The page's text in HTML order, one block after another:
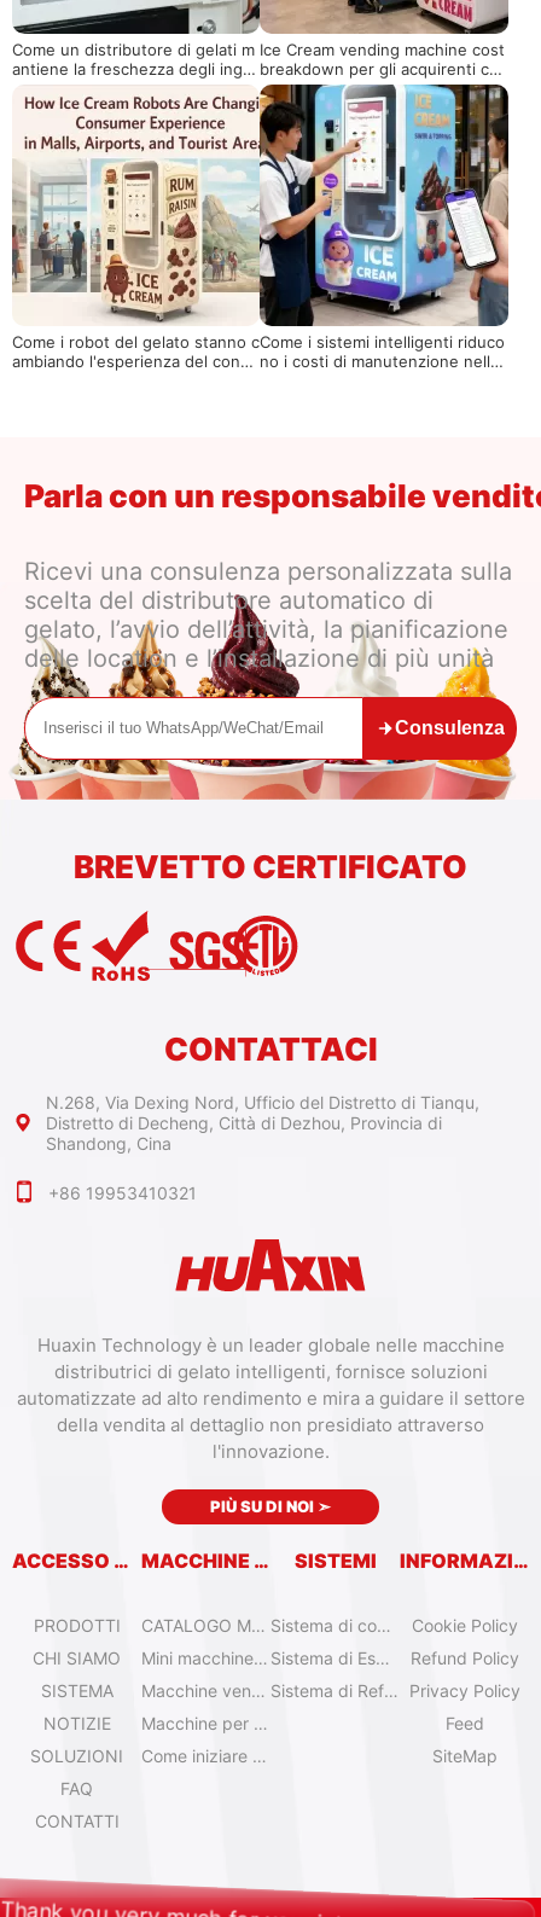
Come un distributore di gelati m
antiene la freschezza degli ingre
dienti del suo prodotto?
Ice Cream vending machine cost
breakdown per gli acquirenti co
mmerciali
Come i robot del gelato stanno c
ambiando l'esperienza del consu
Come i sistemi intelligenti riduco
no i costi di manutenzione nelle
Parla con un responsabile
Ricevi una consulenza personalizzata sulla
scelta del distributore automatico di
gelato, l’avvio dell’attività, la pianificazione
delle location e l’installazione di più unità
Consulenza
Huaxin Technology è un leader globale nelle macchine
distributrici di gelato intelligenti, fornisce soluzioni
automatizzate ad alto rendimento e mira a guidare il settore
della vendita al dettaglio non presidiato attraverso
l'innovazione.
PIÙ SU DI NOI ➣
ACCESSO RAPIDO
PRODOTTI
CHI SIAMO
SISTEMA
NOTIZIE
SOLUZIONI
FAQ
CONTATTI
MACCHINE VENDITRICI
CATALOGO MACCHINE VENDITRICI
Mini macchine per gelato da tavolo
Macchine venditrici di gelato Olala
Macchine per gelato IYogurt
Come iniziare con il gelato automatico?
SISTEMI
Sistema di controllo remoto
Sistema di Espansione
Sistema di Refrigerazione
INFORMAZIONI
Cookie Policy
Refund Policy
Privacy Policy
Feed
SiteMap
BREVETTO CERTIFICATO
CONTATTACI
N.268, Via Dexing Nord, Ufficio del Distretto di Tianqu,
Distretto di Decheng, Città di Dezhou, Provincia di
Shandong, Cina
+86 19953410321